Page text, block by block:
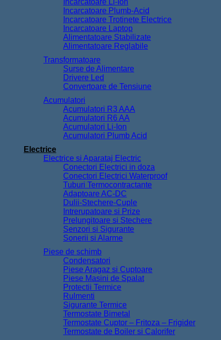
Incarcatoare Plumb-Acid
Incarcatoare Trotinete Electrice
Incarcatoare Laptop
Alimentatoare Stabilizate
Alimentatoare Reglabile
Transformatoare
Surse de Alimentare
Drivere Led
Convertoare de Tensiune
Acumulatori
Acumulatori R3 AAA
Acumulatori R6 AA
Acumulatori Li-Ion
Acumulatori Plumb Acid
Electrice
Electrice si Aparataj Electric
Conectori Electrici in doza
Conectori Electrici Waterproof
Tuburi Termocontractante
Adaptoare AC-DC
Dulii-Stechere-Cuple
Intrerupatoare si Prize
Prelungitoare si Stechere
Senzori si Sigurante
Sonerii si Alarme
Piese de schimb
Condensatori
Piese Aragaz si Cuptoare
Piese Masini de Spalat
Protectii Termice
Rulmenti
Sigurante Termice
Termostate Bimetal
Termostate Cuptor – Fritoza – Frigider
Termostate de Boiler si Calorifer